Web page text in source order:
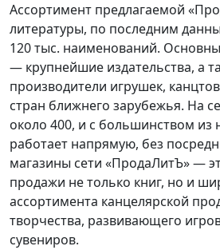
Ассортимент предлагаемой
литературы, по последним
120 тыс. наименований.
— крупнейшие издательства, а
производители игрушек,
стран ближнего зарубежья. На
около 400, и с большинством из
работает напрямую, без
магазины сети «ПродаЛитЪ» —
продажи не только книг, но и
ассортимента канцелярской
творчества, развивающего
сувениров.